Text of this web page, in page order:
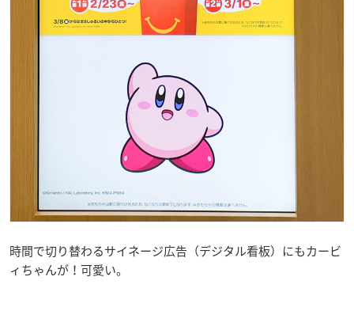
時間で切り替わるサイネージ広告（デジタル看板）にもカービ
ィちゃんが！可愛い。